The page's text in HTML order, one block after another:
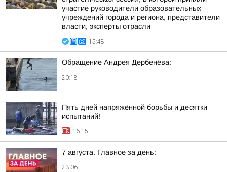
участие руководители образовательных
учреждений города и региона, представители
власти, эксперты отрасли
15:48
Обращение Андрея Дербенёва:
20:18
Пять дней напряжённой борьбы и десятки
испытаний!
16:15
7 августа. Главное за день:
23:06